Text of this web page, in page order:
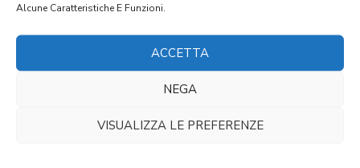
Alcune Caratteristiche E Funzioni.
ACCETTA
NEGA
VISUALIZZA LE PREFERENZE
PRODOTTI CORRELATI